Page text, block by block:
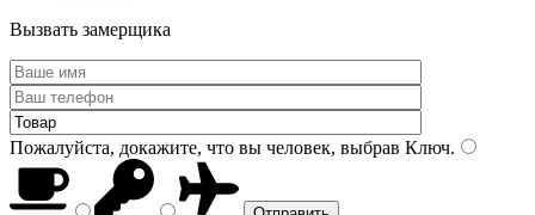
Вызвать замерщика
Пожалуйста, докажите, что вы человек, выбрав Ключ.